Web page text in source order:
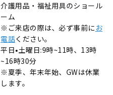
介護用品・福祉用具のショール
ーム
※ご来店の際は、必ず事前に お
電話ください。
平日•土曜日:9時~11時、13時
~16時30分
※夏季、年末年始、GWは休業
します。